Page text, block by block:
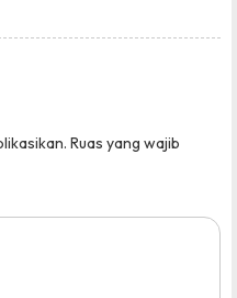
Ruas yang wajib